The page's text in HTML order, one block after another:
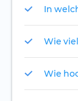
In
Wie
Wie